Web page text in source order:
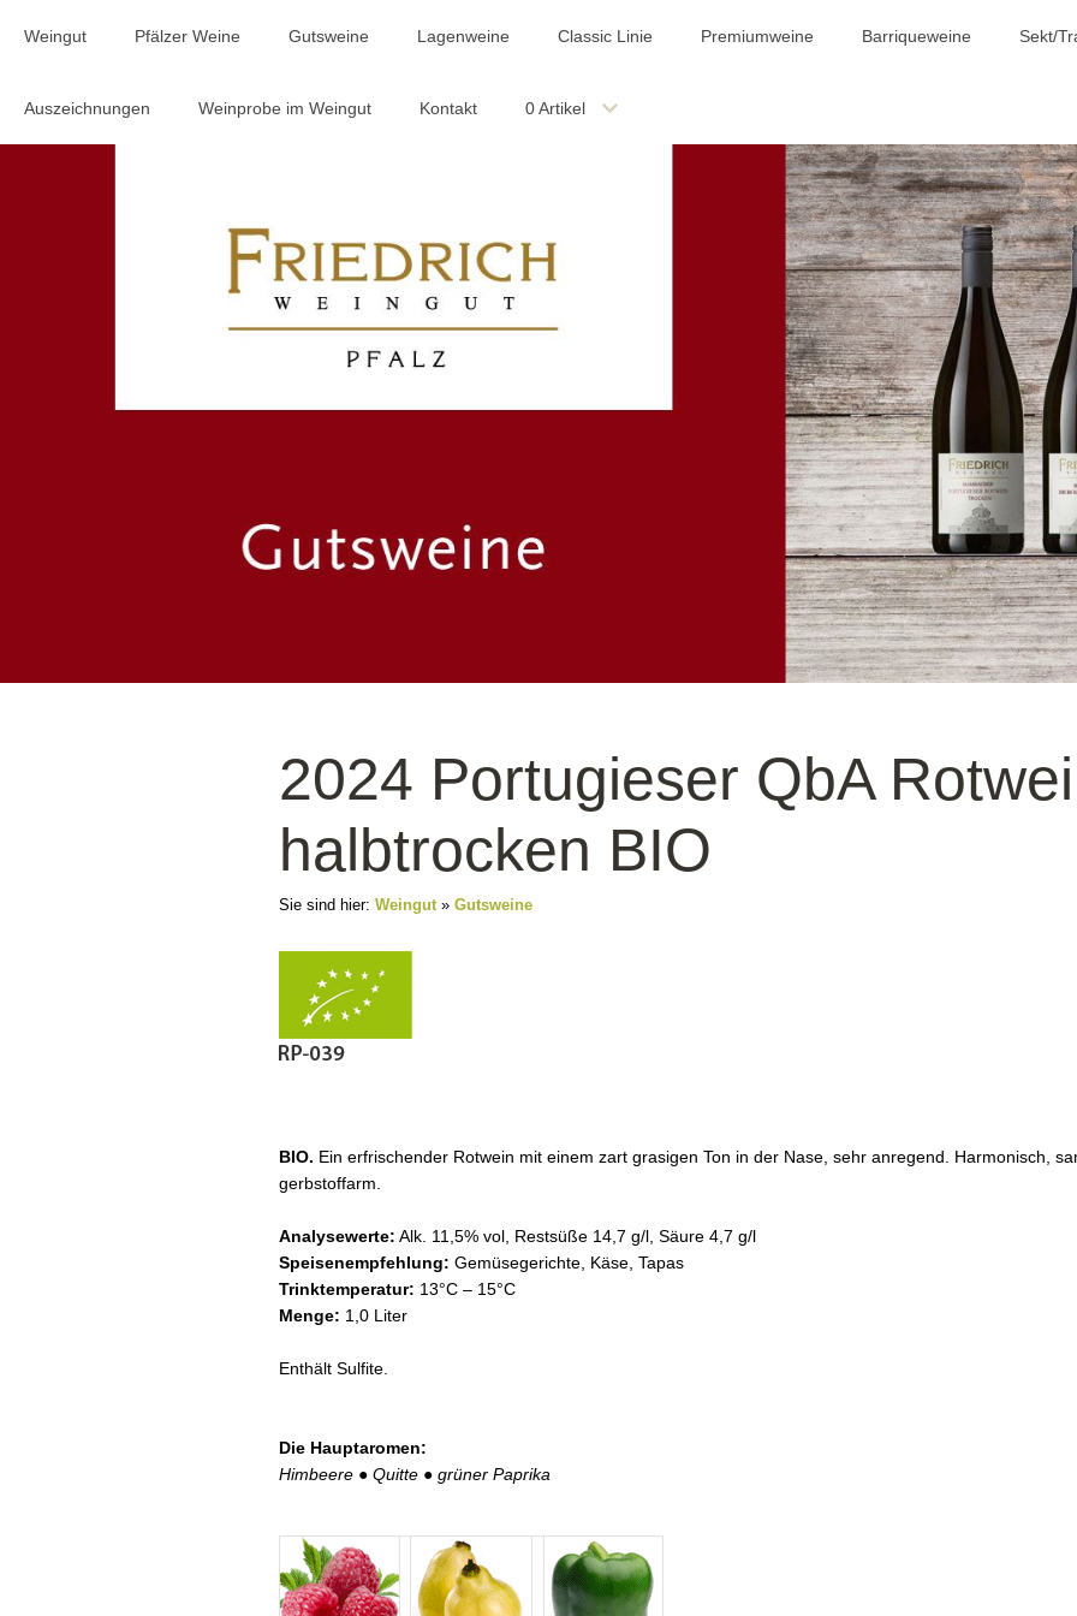
Weingut Pfälzer Weine Gutsweine Lagenweine Classic Linie Premiumweine Barriqueweine Sekt/
Auszeichnungen Weinprobe im Weingut Kontakt 0Artikel
2024 Portugieser QbA
halbtrocken BIO
Sie sind hier: Weingut» Gutsweine
BIO. Ein erfrischender Rotwein mit einem zart grasigen Ton in der Nase, sehr anregend. Harmonisch,
gerbstoffarm.
Analysewerte: Alk. 11,5% vol, Restsüße 14,7 g/l, Säure 4,7 g/l
Speisenempfehlung: Gemüsegerichte, Käse, Tapas
Trinktemperatur: 13°C – 15°C
Menge: 1,0 Liter
Enthält Sulfite.
Die Hauptaromen:
Himbeere ● Quitte ● grüner Paprika